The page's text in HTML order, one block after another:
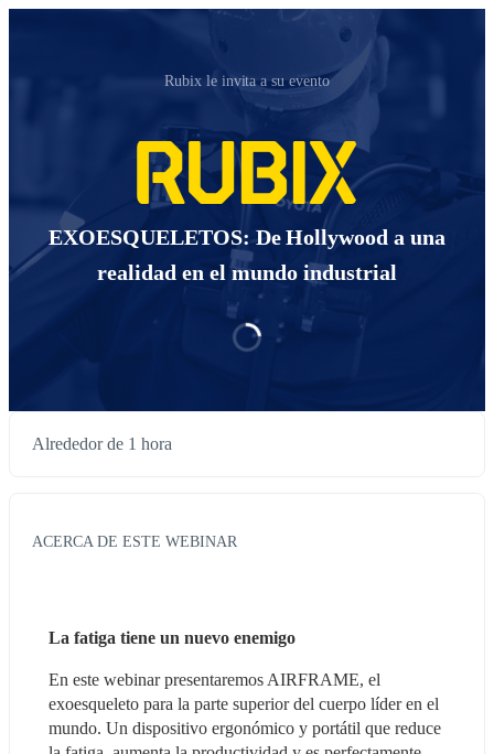
Rubix le invita a su evento
EXOESQUELETOS: De Hollywood a una
realidad en el mundo industrial
Alrededor de 1 hora
ACERCA DE ESTE WEBINAR
La fatiga tiene un nuevo enemigo
En este webinar presentaremos AIRFRAME, el
exoesqueleto para la parte superior del cuerpo líder en el
mundo. Un dispositivo ergonómico y portátil que reduce